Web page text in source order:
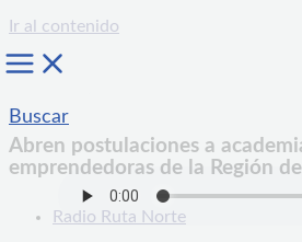
Ir al contenido
Buscar
Abren postulaciones a
emprendedoras de la Región
Radio Ruta Norte